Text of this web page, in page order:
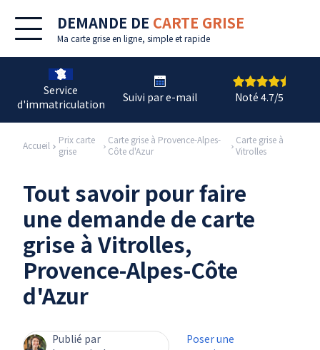
DEMANDE DE CARTE GRISE
Ma carte grise en ligne, simple et rapide
Service
d'immatriculation
Suivi par e-mail Noté 4.7/5
Accueil
Prix carte
grise
Carte grise à Provence-Alpes-
Côte d'Azur
Carte grise à
Vitrolles
Tout savoir pour faire
une demande de carte
grise à Vitrolles,
Provence-Alpes-Côte
d'Azur
Publié par
Poser une